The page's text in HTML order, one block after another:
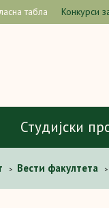
табла Конкурси
Студијски
> Вести факултета >